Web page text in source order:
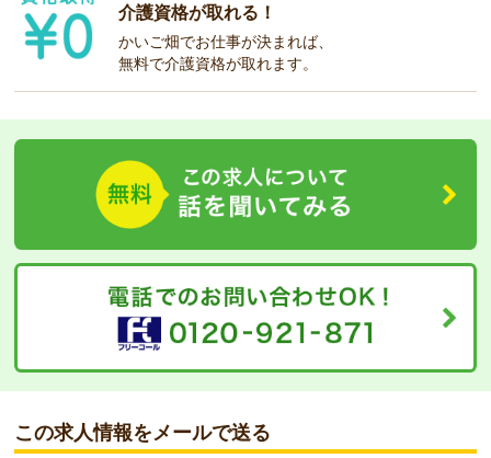
介護資格が取れる！
かいご畑でお仕事が決まれば、
無料で介護資格が取れます。
この求人情報をメールで送る